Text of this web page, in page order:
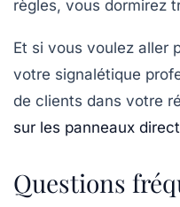
règles, vous dormirez
Et si vous voulez aller
votre signalétique
de clients dans votre
sur les panneaux
Questions